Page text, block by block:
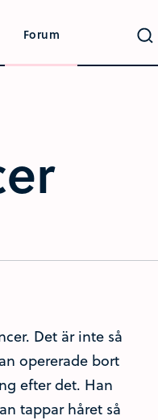
Forum
Det är inte så
opererade bort
efter det. Han
tappar håret så